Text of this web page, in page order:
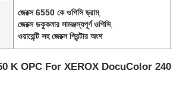
জেরক্স 6550 কে ওপিসি ড্রাম,
জেরক্স ডকুকলার সামঞ্জস্যপূর্ণ ওপিসি,
ওয়ারেন্টি সহ জেরক্স প্রিন্টার অংশ
K OPC For XEROX DocuColor 240